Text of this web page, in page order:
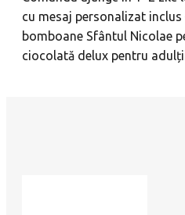
cu mesaj personalizat
bomboane Sfântul Nicolae
ciocolată delux pentru